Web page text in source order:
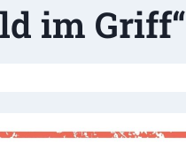
im Griff“